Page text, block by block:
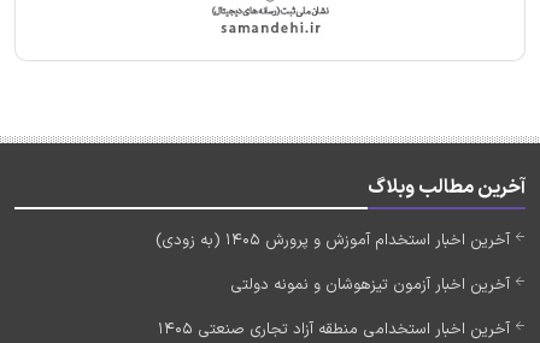
آخرین مطالب وبلاگ
آخرین اخبار استخدام آموزش و پرورش 1405 (به زودی)
آخرین اخبار آزمون تیزهوشان و نمونه دولتی
آخرین اخبار استخدامی منطقه آزاد تجاری صنعتی 1405